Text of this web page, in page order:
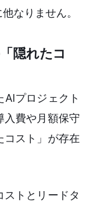
なりません。
隠れたコ
プロジェクト
入費や月額保守
コスト」が存在
トとリードタ